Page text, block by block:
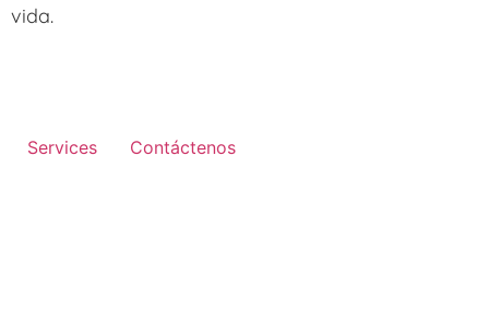
vida.
Services Contáctenos